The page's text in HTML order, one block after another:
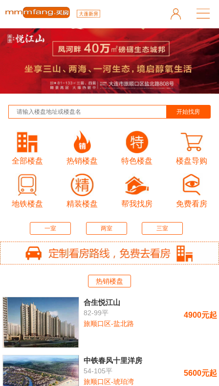
全部楼盘 热销楼盘 特色楼盘 楼盘导购
地铁楼盘 精装楼盘 帮我找房 免费看房
一室 两室 三室
热销楼盘
合生悦江山
82-99平
旅顺口区-盐北路
4900元起
中铁春风十里洋房
54-105平
旅顺口区-琥珀湾
5600元起